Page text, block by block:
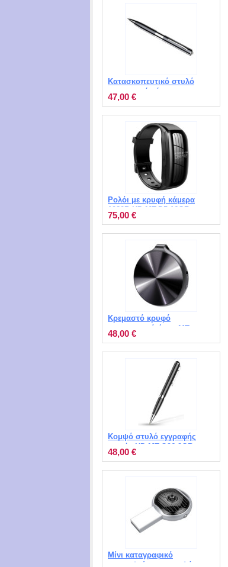
Κατασκοπευτικό στυλό
καταγραφής ήχου με
μνήμη 8GB και MP3
47,00 €
Ρολόι με κρυφή κάμερα
1080P HD MT-D5 16GB
75,00 €
Κρεμαστό κρυφό
καταγραφικό ήχου MT-
Q39 8GB
48,00 €
Κομψό στυλό εγγραφής
φωνής HD MT-Q96 8GB
48,00 €
Μίνι καταγραφικό